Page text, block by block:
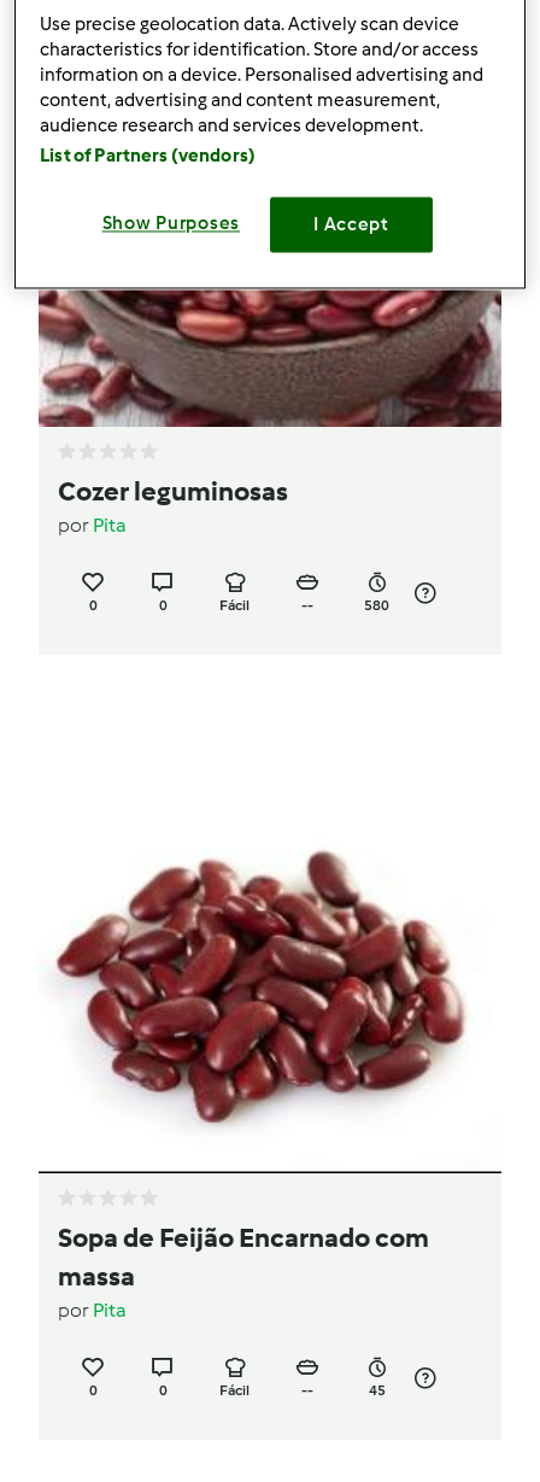
Criar receita
Cozer leguminosas
por Pita
0 0 Fácil -- 580
Sopa de Feijão Encarnado com
massa
por Pita
0 0 Fácil -- 45
Use precise geolocation data. Actively scan device
characteristics for identification. Store and/or access
information on a device. Personalised advertising and
content, advertising and content measurement,
audience research and services development.
List of Partners (vendors)
Show Purposes I Accept